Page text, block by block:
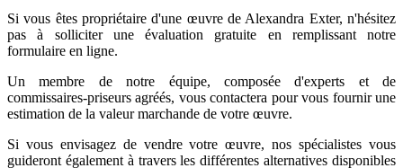
Si vous êtes propriétaire d'une œuvre de Alexandra Exter, n'hésitez
pas à solliciter une évaluation gratuite en remplissant notre
formulaire en ligne.
Un membre de notre équipe, composée d'experts et de
commissaires-priseurs agréés, vous contactera pour vous fournir une
estimation de la valeur marchande de votre œuvre.
Si vous envisagez de vendre votre œuvre, nos spécialistes vous
guideront également à travers les différentes alternatives disponibles